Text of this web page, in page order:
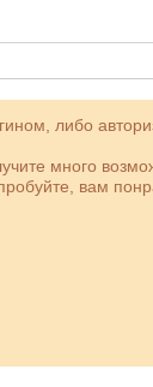
либо
много
вам